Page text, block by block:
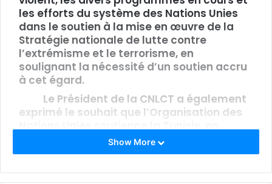
les efforts du système des Nations Unies
dans le soutien à la mise en œuvre de la
Stratégie nationale de lutte contre
l’extrémisme et le terrorisme, en
soulignant la nécessité d’un soutien accru
à cet égard.
Le Président de la CNLCT a également
exprimé le souhait que l’Organisation des
particulier en fournissant davantage de
fonds pour assurer la mise en œuvre des
le cadre de la Stratégie Nationale de Lutte
Show More